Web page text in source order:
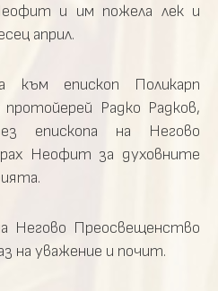
и им пожела лек и
април.
към епископ Поликарп
Радко Радков,
епископа на Негово
Неофит за духовните
Негово Преосвещенство
на уважение и почит.